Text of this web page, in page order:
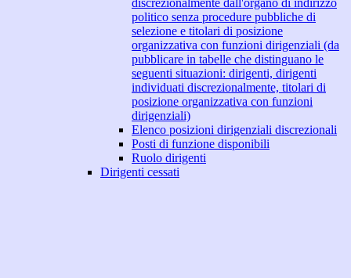
discrezionalmente dall'organo di indirizzo
politico senza procedure pubbliche di
selezione e titolari di posizione
organizzativa con funzioni dirigenziali (da
pubblicare in tabelle che distinguano le
seguenti situazioni: dirigenti, dirigenti
individuati discrezionalmente, titolari di
posizione organizzativa con funzioni
dirigenziali)
Elenco posizioni dirigenziali discrezionali
Posti di funzione disponibili
Ruolo dirigenti
Dirigenti cessati